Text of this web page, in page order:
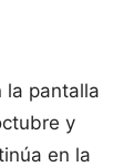
la pantalla
y
en la